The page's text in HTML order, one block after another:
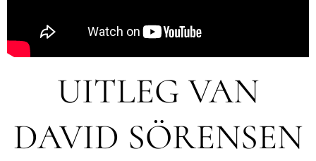
UITLEG VAN
DAVID SÖRENSEN